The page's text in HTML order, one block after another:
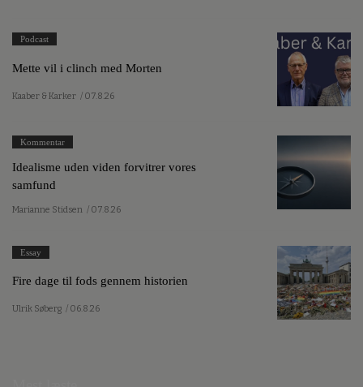
Podcast
Mette vil i clinch med Morten
Kaaber & Karker / 07.8.26
Kommentar
Idealisme uden viden forvitrer vores
samfund
Marianne Stidsen / 07.8.26
Essay
Fire dage til fods gennem historien
Ulrik Søberg / 06.8.26